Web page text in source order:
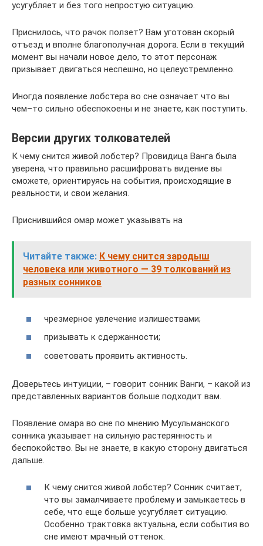
усугубляет и без того непростую ситуацию.
Приснилось, что рачок ползет? Вам уготован скорый
отъезд и вполне благополучная дорога. Если в текущий
момент вы начали новое дело, то этот персонаж
призывает двигаться неспешно, но целеустремленно.
Иногда появление лобстера во сне означает что вы
чем–то сильно обеспокоены и не знаете, как поступить.
Версии других толкователей
К чему снится живой лобстер? Провидица Ванга была
уверена, что правильно расшифровать видение вы
сможете, ориентируясь на события, происходящие в
реальности, и свои желания.
Приснившийся омар может указывать на
Читайте также: К чему снится зародыш
человека или животного — 39 толкований из
разных сонников
чрезмерное увлечение излишествами;
призывать к сдержанности;
советовать проявить активность.
Доверьтесь интуиции, – говорит сонник Ванги, – какой из
представленных вариантов больше подходит вам.
Появление омара во сне по мнению Мусульманского
сонника указывает на сильную растерянность и
беспокойство. Вы не знаете, в какую сторону двигаться
дальше.
К чему снится живой лобстер? Сонник считает,
что вы замалчиваете проблему и замыкаетесь в
себе, что еще больше усугубляет ситуацию.
Особенно трактовка актуальна, если события во
сне имеют мрачный оттенок.